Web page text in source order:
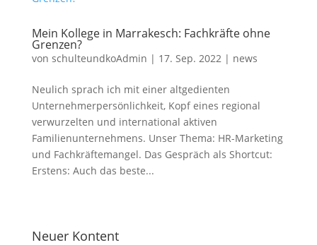
Mein Kollege in Marrakesch: Fachkräfte ohne
Grenzen?
von schulteundkoAdmin | 17. Sep. 2022| news
Neulich sprach ich mit einer altgedienten
Unternehmerpersönlichkeit, Kopf eines regional
verwurzelten und international aktiven
Familienunternehmens. Unser Thema: HR-Marketing
und Fachkräftemangel. Das Gespräch als Shortcut:
Erstens: Auch das beste...
Neuer Kontent